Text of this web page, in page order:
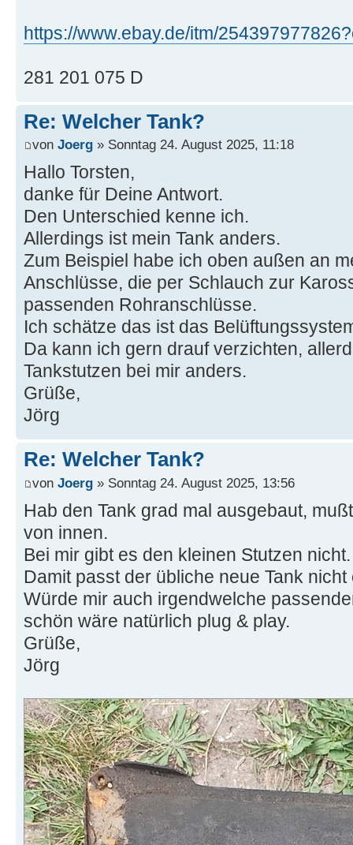
https://www.ebay.de/itm/
281 201 075 D
Re: Welcher Tank?
von Joerg » Sonntag 24. August 2025, 11:18
Hallo Torsten,
danke für Deine Antwort.
Den Unterschied kenne ich.
Allerdings ist mein Tank anders.
Zum Beispiel habe ich oben außen an
Anschlüsse, die per Schlauch zur
passenden Rohranschlüsse.
Ich schätze das ist das
Da kann ich gern drauf verzichten,
Tankstutzen bei mir anders.
Grüße,
Jörg
Re: Welcher Tank?
von Joerg » Sonntag 24. August 2025, 13:56
Hab den Tank grad mal ausgebaut,
von innen.
Bei mir gibt es den kleinen Stutzen nicht.
Damit passt der übliche neue Tank
Würde mir auch irgendwelche
schön wäre natürlich plug & play.
Grüße,
Jörg